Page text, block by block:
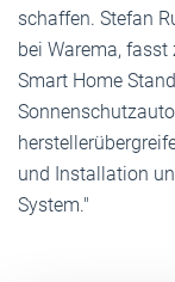
schaffen. Stefan
bei Warema,
Smart Home
und Installation
System."